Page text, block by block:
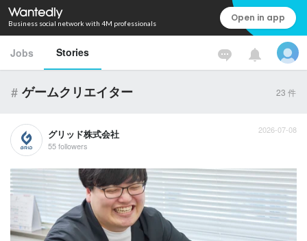
Business social network with 4M professionals Open in app
Jobs Stories
# ゲームクリエイター 23 件
グリッド株式会社
55 followers
2026-07-08